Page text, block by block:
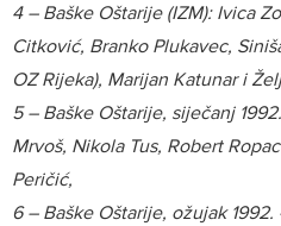
4 – Baške Oštarije (IZM): Ivica
Citković, Branko Plukavec,
OZ Rijeka), Marijan Katunar i
5 – Baške Oštarije, siječanj
Mrvoš, Nikola Tus, Robert
Peričić,
6 – Baške Oštarije, ožujak